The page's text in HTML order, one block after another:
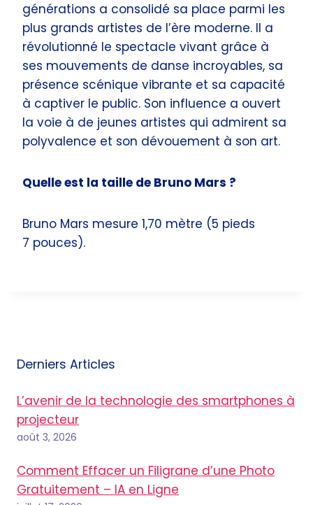
générations a consolidé sa place parmi les
plus grands artistes de l’ère moderne. Il a
révolutionné le spectacle vivant grâce à
ses mouvements de danse incroyables, sa
présence scénique vibrante et sa capacité
à captiver le public. Son influence a ouvert
la voie à de jeunes artistes qui admirent sa
polyvalence et son dévouement à son art.
Quelle est la taille de Bruno Mars ?
Bruno Mars mesure 1,70 mètre (5 pieds
7 pouces).
Derniers Articles
L’avenir de la technologie des smartphones à
projecteur
août 3, 2026
Comment Effacer un Filigrane d’une Photo
Gratuitement – IA en Ligne